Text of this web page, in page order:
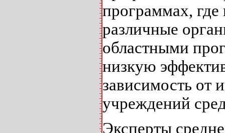
программах, где
различные
областными
низкую
зависимость от
учреждений
Эксперты